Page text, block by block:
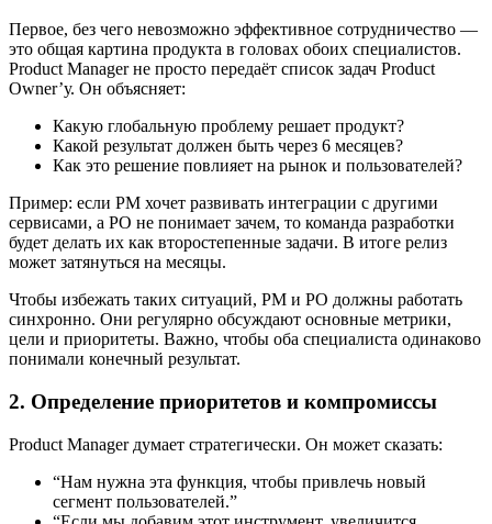
Первое, без чего невозможно эффективное сотрудничество —
это общая картина продукта в головах обоих специалистов.
Product Manager не просто передаёт список задач Product
Owner’у. Он объясняет:
Какую глобальную проблему решает продукт?
Какой результат должен быть через 6 месяцев?
Как это решение повлияет на рынок и пользователей?
Пример: если PM хочет развивать интеграции с другими
сервисами, а PO не понимает зачем, то команда разработки
будет делать их как второстепенные задачи. В итоге релиз
может затянуться на месяцы.
Чтобы избежать таких ситуаций, PM и PO должны работать
синхронно. Они регулярно обсуждают основные метрики,
цели и приоритеты. Важно, чтобы оба специалиста одинаково
понимали конечный результат.
2. Определение приоритетов и компромиссы
Product Manager думает стратегически. Он может сказать:
“Нам нужна эта функция, чтобы привлечь новый
сегмент пользователей.”